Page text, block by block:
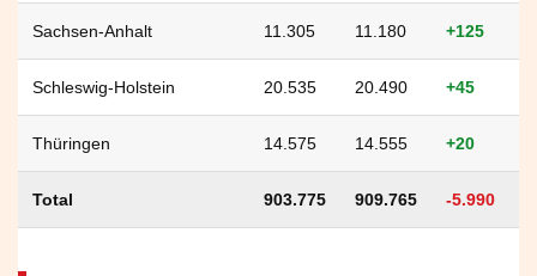
Sachsen-Anhalt 11.305 11.180 +125
Schleswig-Holstein 20.535 20.490 +45
Thüringen 14.575 14.555 +20
Total 903.775 909.765 -5.990